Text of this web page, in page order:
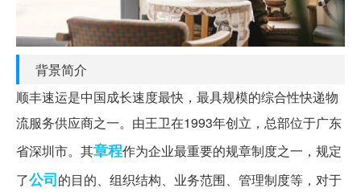
背景简介
顺丰速运是中国成长速度最快，最具规模的综合性快递物
流服务供应商之一。由王卫在1993年创立，总部位于广东
省深圳市。其章程作为企业最重要的规章制度之一，规定
了公司的目的、组织结构、业务范围、管理制度等，对于